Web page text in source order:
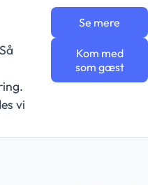
vi
Se mere
Kom med
som gæst